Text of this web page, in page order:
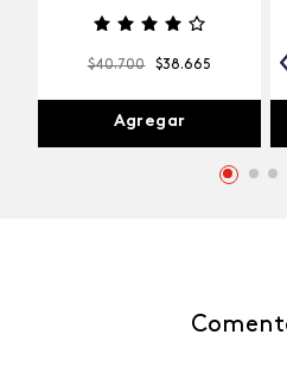
$40.700 $38.665
Agregar